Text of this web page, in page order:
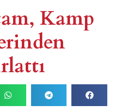
Kamp